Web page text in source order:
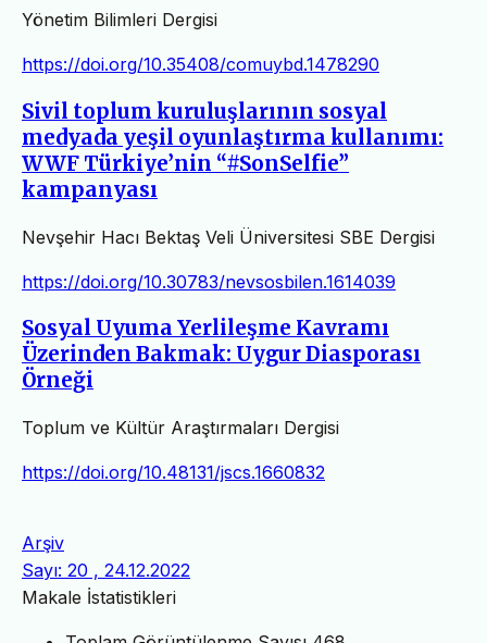
Yönetim Bilimleri Dergisi
https://doi.org/10.35408/comuybd.1478290
Sivil toplum kuruluşlarının sosyal
medyada yeşil oyunlaştırma kullanımı:
WWF Türkiye’nin “#SonSelfie”
kampanyası
Nevşehir Hacı Bektaş Veli Üniversitesi SBE Dergisi
https://doi.org/10.30783/nevsosbilen.1614039
Sosyal Uyuma Yerlileşme Kavramı
Üzerinden Bakmak: Uygur Diasporası
Örneği
Toplum ve Kültür Araştırmaları Dergisi
https://doi.org/10.48131/jscs.1660832
Arşiv
Sayı: 20 , 24.12.2022
Makale İstatistikleri